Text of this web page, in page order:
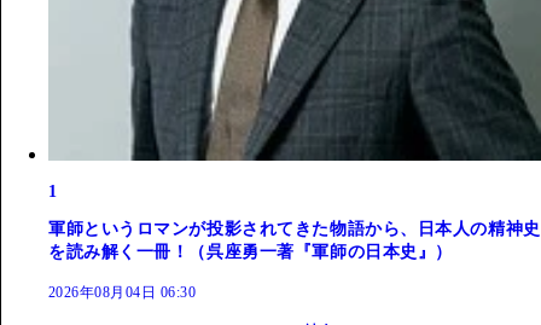
1
軍師というロマンが投影されてきた物語から、日本人の精神史
を読み解く一冊！（呉座勇一著『軍師の日本史』）
2026年08月04日 06:30